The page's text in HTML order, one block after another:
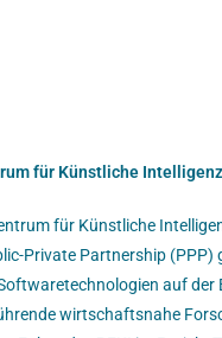
für Künstliche
für Künstliche
Private Partnership (PPP)
auf der
wirtschaftsnahe